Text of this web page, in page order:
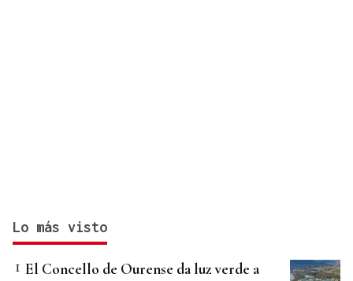
Lo más visto
El Concello de Ourense da luz verde a